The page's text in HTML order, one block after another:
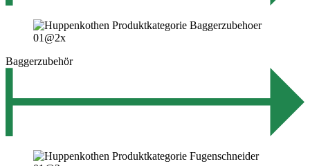
Baggerzubehör